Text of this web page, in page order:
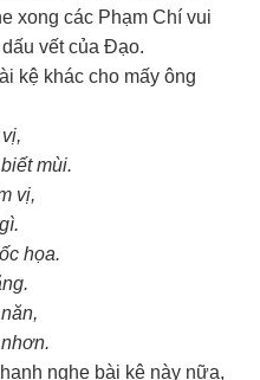
xong các Phạm Chí vui
vết của Đạo.
kệ khác cho mấy ông
mùi.
vị,
họa.
nghe bài kệ này nữa,